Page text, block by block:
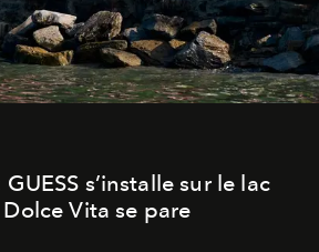
s’installe sur le lac
Vita se pare